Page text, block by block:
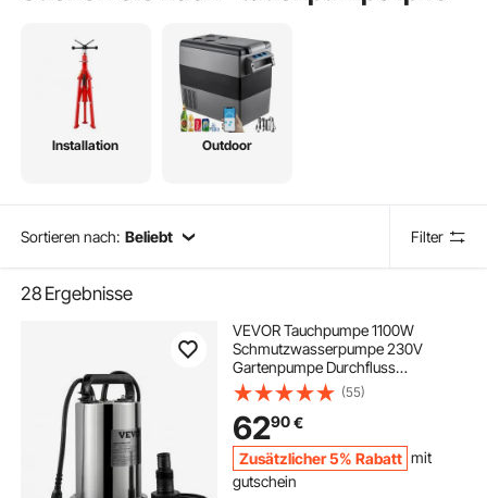
Installation Outdoor
Sortieren nach: Beliebt Filter
28 Ergebnisse
VEVOR Tauchpumpe 1100W
Schmutzwasserpumpe 230V
Gartenpumpe Durchfluss
333,3L/min
Schmutzwassertauchpumpe IPX8
Auslass zuschneidbar zum Pumpen
von Wasser aus Schwimmbädern
Teichen
(55)
6290€
Zusätzlicher 5% Rabatt mit
gutschein